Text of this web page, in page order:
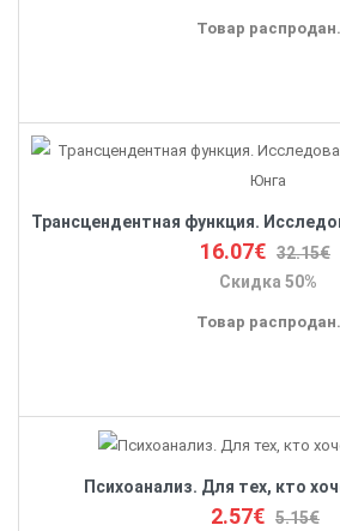
Товар распродан.
16.07€ 32.15€
Скидка 50%
Товар распродан.
Психоанализ. Для тех, кто
2.57€ 5.15€